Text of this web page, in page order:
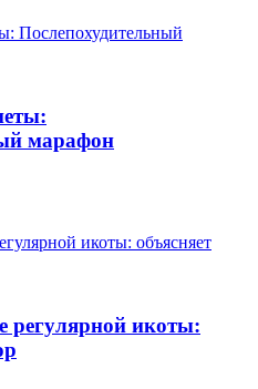
марафон
регулярной икоты: